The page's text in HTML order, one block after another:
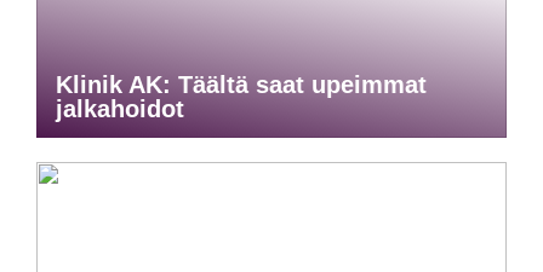
Klinik AK: Täältä saat upeimmat
jalkahoidot